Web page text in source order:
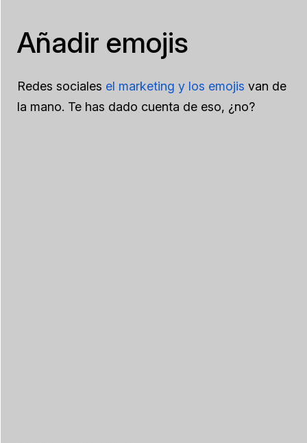
Añadir emojis
Redes sociales el marketing y los emojis van de
la mano. Te has dado cuenta de eso, ¿no?